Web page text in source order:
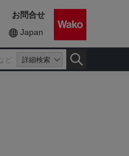
詳細検索
Japan
お問合せ